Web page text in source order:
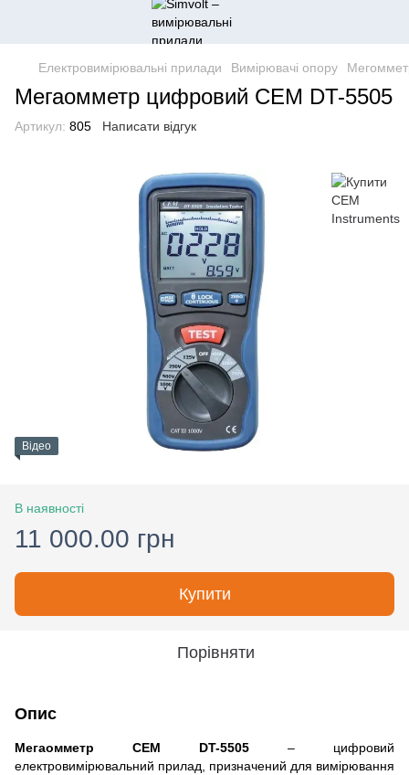
Електровимірювальні прилади Вимірювачі опору
Мегаомметр цифровий CEM DT-5505
Артикул: 805 Написати відгук
Відео
В наявності
11 000.00 грн
Купити
Порівняти
Опис
Мегаомметр CEM DT-5505 – цифровий
електровимірювальний прилад, призначений для вимірювання